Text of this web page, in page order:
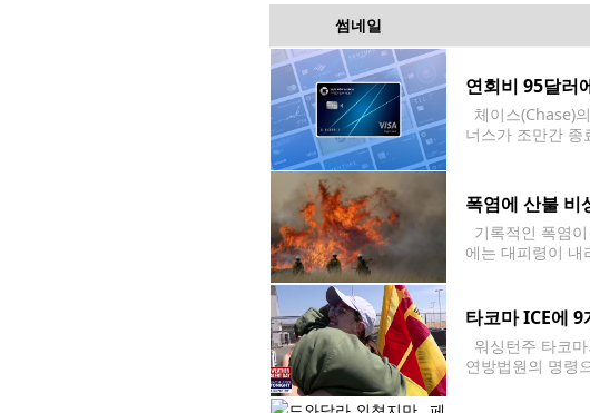
썸네일
연회비 95달러
체이스(Chase)
너스가 조만간
폭염에 산불 비
기록적인 폭염
에는 대피령이
타코마 ICE에
워싱턴주 타코
연방법원의 명령